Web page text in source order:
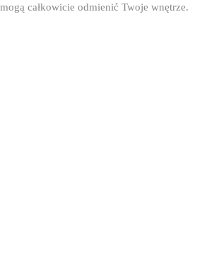
całkowicie odmienić Twoje wnętrze.